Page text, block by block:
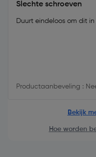
Slechte schroeven
Duurt eindeloos om dit
Productaanbeveling :
Bekijk
Hoe worden